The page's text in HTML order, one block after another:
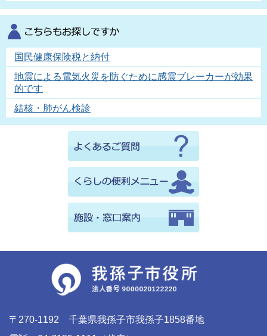
国民健康保険税と納付
地震による電気火災を防ぐために感震ブレーカーが効果
的です
結核・肺がん検診
〒270-1192 千葉県我孫子市我孫子1858番地